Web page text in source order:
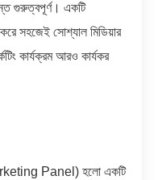
গুরুত্বপূর্ণ। একটি
সহজেই সোশ্যাল মিডিয়ার
কার্যক্রম আরও কার্যকর
Panel) হলো একটি